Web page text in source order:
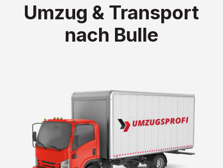
Umzug & Transport
nach Bulle